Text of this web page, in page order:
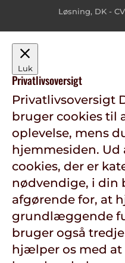
Løsning, DK -
Luk
Privatlivsoversigt
Privatlivsoversigt
bruger cookies til
oplevelse, mens
hjemmesiden. Ud
cookies, der er
nødvendige, i din
afgørende for, at
grundlæggende
bruger også
hjælper os med at